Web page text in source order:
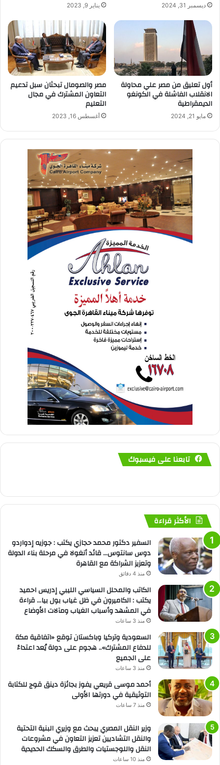
ديسمبر 31, 2024 يناير 9, 2023
أول تعليق من مصر علي محاولة
الانقلاب الفاشلة في الكونغو
الديمقراطية
مايو 21, 2024
مصر والصومال تبحثان سبل تدعيم
التعاون المشترك في مجال
التعليم
أغسطس 16, 2023
تابعنا على فيسبوك
الأكثر قراءة
السفير دكتور محمد حجازي يكتب : جوزيه إدواردو
دوس سانتوس… قائد أنغولا في مرحلة بناء الدولة
وتعزيز الشراكة مع القاهرة
منذ 4 دقائق
الكاتب والمحلل السياسي الليبي إدريس احميد
يكتب : الكاميرون في ظل غياب بول بيا… قراءة
في المشهد وأسباب الغياب ومآلات الأوضاع
منذ 3 ساعات
السعودية وتركيا وباكستان توقع «اتفاقية مكة
للدفاع المشترك».. هجوم على دولة يُعد اعتداءً
على الجميع
منذ 3 ساعات
أحمد موسى قريعي يفوز بجائزة دينق قوج للكتابة
التوثيقية في دورتها الأولى
منذ 7 ساعات
وزير النقل المصري يبحث مع وزيري البنية التحتية
والنقل التشاديين تعزيز التعاون في مشروعات
النقل واللوجستيات والطرق والسكك الحديدية
منذ 10 ساعات